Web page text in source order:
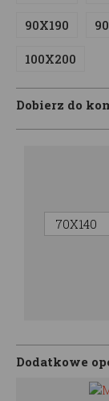
90X190
100X200
Dobierz do
Dodatkowe